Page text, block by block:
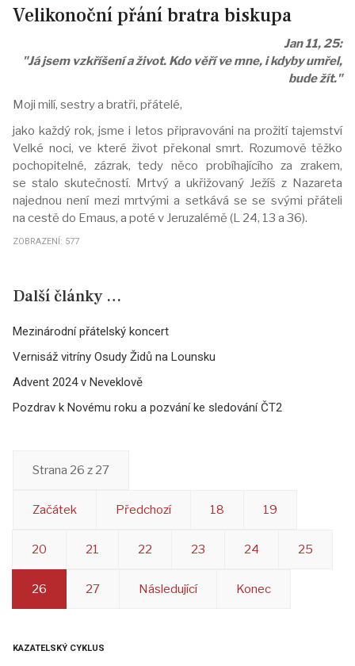
Velikonoční přání bratra biskupa
Jan 11, 25:
"Já jsem vzkříšení a život. Kdo věří ve mne, i kdyby umřel,
bude žít."
Moji milí, sestry a bratři, přátelé,
jako každý rok, jsme i letos připravováni na prožití tajemství
Velké noci, ve které život překonal smrt. Rozumově těžko
pochopitelné, zázrak, tedy něco probíhajícího za zrakem,
se stalo skutečností. Mrtvý a ukřižovaný Ježíš z Nazareta
najednou není mezi mrtvými a setkává se se svými přáteli
na cestě do Emaus, a poté v Jeruzalémě (L 24, 13 a 36).
ZOBRAZENÍ: 577
Další články …
Mezinárodní přátelský koncert
Vernisáž vitríny Osudy Židů na Lounsku
Advent 2024 v Neveklově
Pozdrav k Novému roku a pozvání ke sledování ČT2
Strana 26 z 27
Začátek Předchozí 18 19
20 21 22 23 24 25
26 27 Následující Konec
KAZATELSKÝ CYKLUS